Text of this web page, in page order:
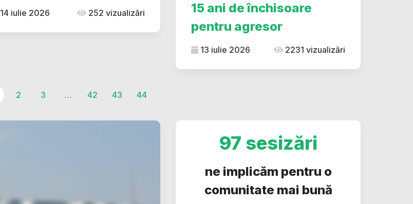
14 iulie 2026 252 vizualizări
15 ani de închisoare
pentru agresor
13 iulie 2026 2231 vizualizări
2 3 … 42 43 44
97 sesizări
ne implicăm pentru o
comunitate mai bună